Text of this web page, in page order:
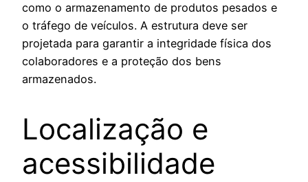
como o armazenamento de produtos pesados e
o tráfego de veículos. A estrutura deve ser
projetada para garantir a integridade física dos
colaboradores e a proteção dos bens
armazenados.
Localização e
acessibilidade